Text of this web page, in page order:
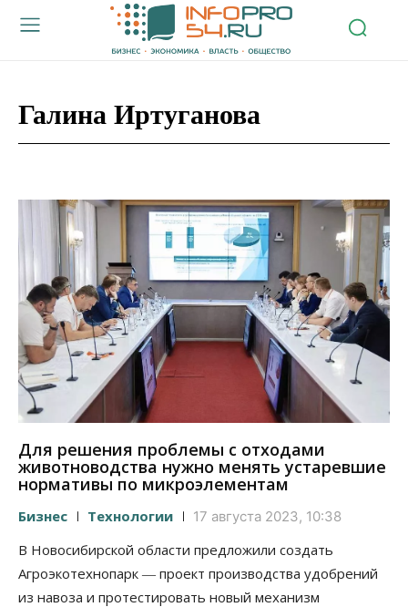
Галина Иртуганова
Для решения проблемы с отходами
животноводства нужно менять устаревшие
нормативы по микроэлементам
Бизнес Технологии 17 августа 2023, 10:38
В Новосибирской области предложили создать
Агроэкотехнопарк ― проект производства удобрений
из навоза и протестировать новый механизм